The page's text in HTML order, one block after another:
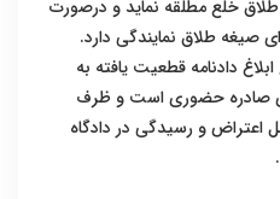
خلع مطلقه نماید و درصورت
صیغه طلاق نمایندگی دارد.
ابلاغ دادنامه قطعیت یافته به
صادره حضوری است و ظرف
اعتراض و رسیدگی در دادگاه